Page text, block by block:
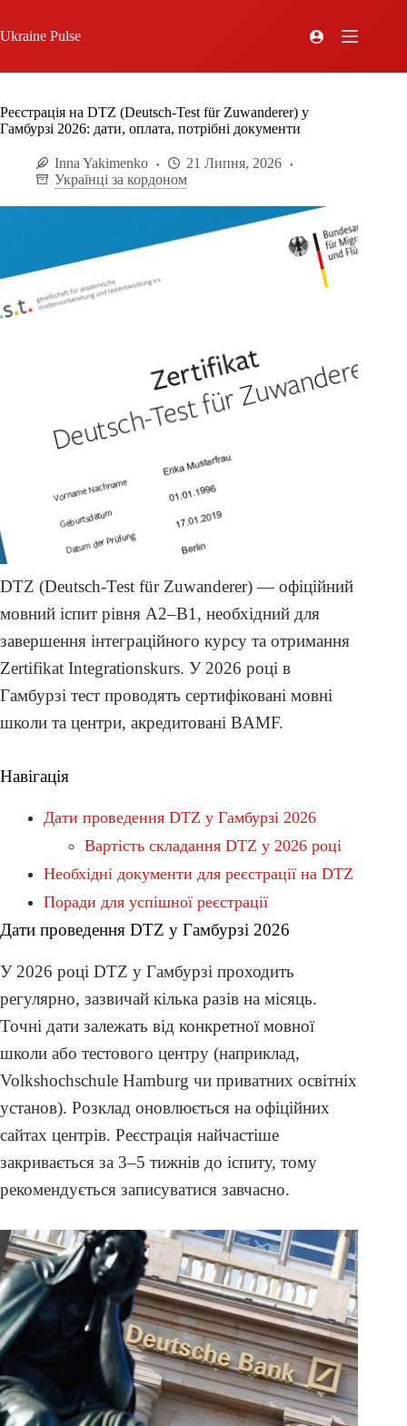
Ukraine Pulse
Реєстрація на DTZ (Deutsch-Test für Zuwanderer) у
Гамбурзі 2026: дати, оплата, потрібні документи
Inna Yakimenko
21 Липня, 2026
Українці за кордоном
DTZ (Deutsch-Test für Zuwanderer) — офіційний
мовний іспит рівня A2–B1, необхідний для
завершення інтеграційного курсу та отримання
Zertifikat Integrationskurs. У 2026 році в
Гамбурзі тест проводять сертифіковані мовні
школи та центри, акредитовані BAMF.
Навігація
Дати проведення DTZ у Гамбурзі 2026
Вартість складання DTZ у 2026 році
Необхідні документи для реєстрації на DTZ
Поради для успішної реєстрації
Дати проведення DTZ у Гамбурзі 2026
У 2026 році DTZ у Гамбурзі проходить
регулярно, зазвичай кілька разів на місяць.
Точні дати залежать від конкретної мовної
школи або тестового центру (наприклад,
Volkshochschule Hamburg чи приватних освітніх
установ). Розклад оновлюється на офіційних
сайтах центрів. Реєстрація найчастіше
закривається за 3–5 тижнів до іспиту, тому
рекомендується записуватися завчасно.